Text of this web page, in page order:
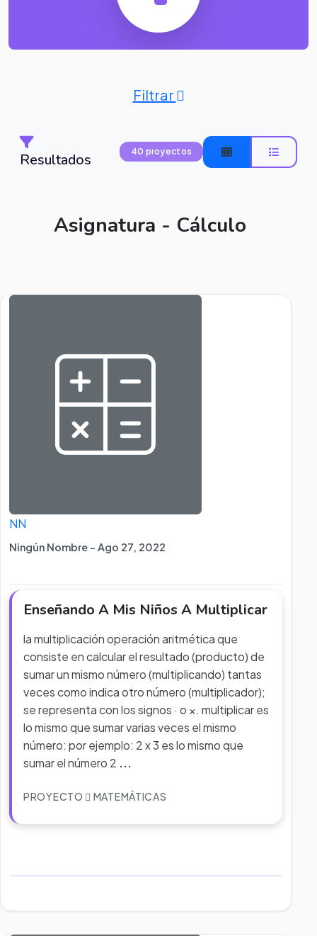
Filtrar
Resultados 40 proyectos
Asignatura - Cálculo
NN
Ningún Nombre - Ago 27, 2022
Enseñando A Mis Niños A Multiplicar
la multiplicación operación aritmética que
consiste en calcular el resultado (producto) de
sumar un mismo número (multiplicando) tantas
veces como indica otro número (multiplicador);
se representa con los signos · o ×. multiplicar es
lo mismo que sumar varias veces el mismo
número: por ejemplo: 2 x 3 es lo mismo que
sumar el número 2 ...
PROYECTO MATEMÁTICAS